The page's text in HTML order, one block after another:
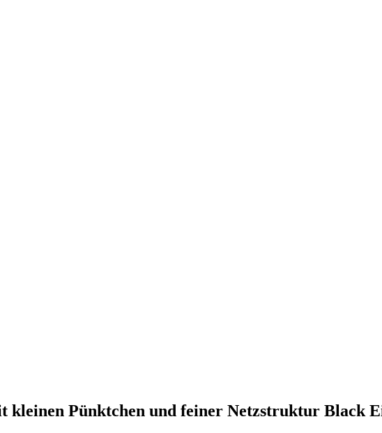
kleinen Pünktchen und feiner Netzstruktur Black